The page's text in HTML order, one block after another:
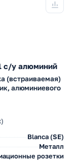
с/у алюминий
(встраиваемая)
алюминиевого
Blanca (SE)
Металл
розетки